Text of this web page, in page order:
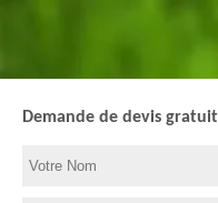
Demande de devis gratuit